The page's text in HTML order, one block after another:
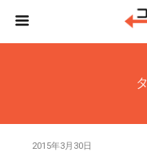
2015年3月30日